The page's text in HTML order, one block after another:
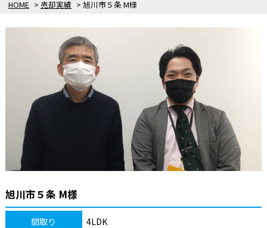
HOME > 売却実績 > 旭川市５条 M様
旭川市５条 M様
間取り 4LDK